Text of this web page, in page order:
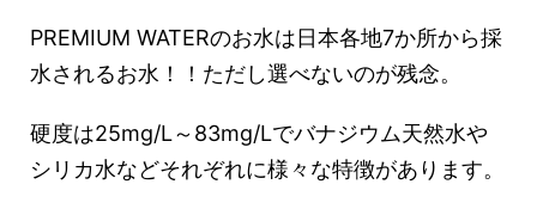
PREMIUM WATERのお水は日本各地7か所から採
水されるお水！！ただし選べないのが残念。
硬度は25mg/L～83mg/Lでバナジウム天然水や
シリカ水などそれぞれに様々な特徴があります。